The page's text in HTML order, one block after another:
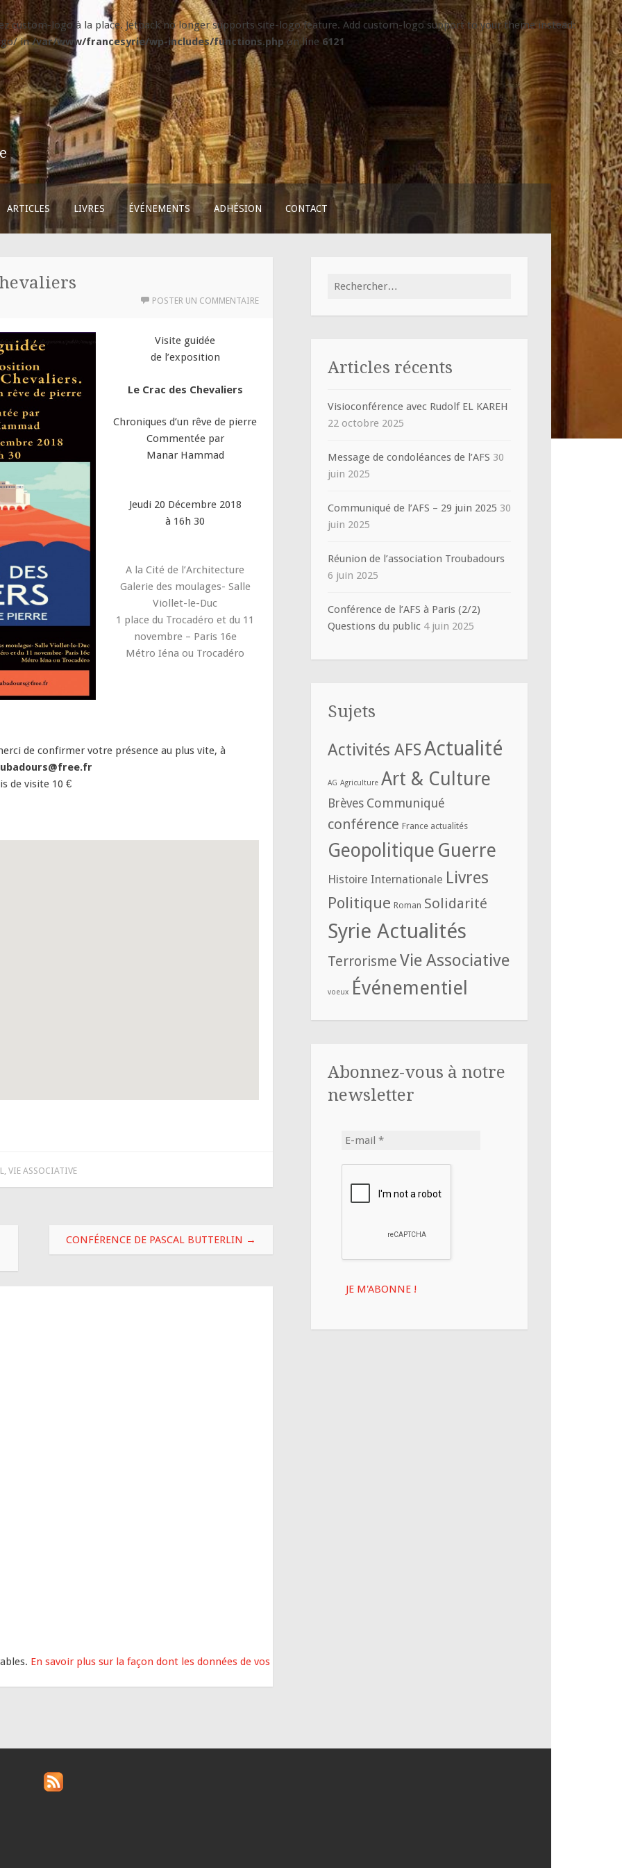
custom-logo à la place. Jetpack no longer supports site-logo feature. Add custom-logo support to your theme instead:
in/var/www/francesyrie/wp-includes/functions.php on line 6121
ARTICLES LIVRES ÉVÉNEMENTS ADHÉSION CONTACT
POSTER UN COMMENTAIRE
Visite guidée
de l’exposition
Le Crac des Chevaliers
Chroniques d’un rêve de pierre
Commentée par
Manar Hammad
Jeudi 20 Décembre 2018
à 16h 30
A la Cité de l’Architecture
Galerie des moulages- Salle
Viollet-le-Duc
1 place du Trocadéro et du 11
novembre – Paris 16e
Métro Iéna ou Trocadéro
de confirmer votre présence au plus vite, à
de visite 10 €
VIE ASSOCIATIVE
CONFÉRENCE DE PASCAL BUTTERLIN →
En savoir plus sur la façon dont les données de vos
Rechercher :
Articles récents
Visioconférence avec Rudolf EL KAREH
22 octobre 2025
Message de condoléances de l’AFS 30
juin 2025
Communiqué de l’AFS – 29 juin 2025 30
juin 2025
Réunion de l’association Troubadours
6 juin 2025
Conférence de l’AFS à Paris (2/2)
Questions du public 4 juin 2025
Sujets
Activités AFSActualité
AG Agriculture Art & Culture
Brèves Communiqué
conférence France actualités
Geopolitique Guerre
Histoire Internationale Livres
Politique Roman Solidarité
Syrie Actualités
Terrorisme Vie Associative
voeux Événementiel
Abonnez-vous à notre
newsletter